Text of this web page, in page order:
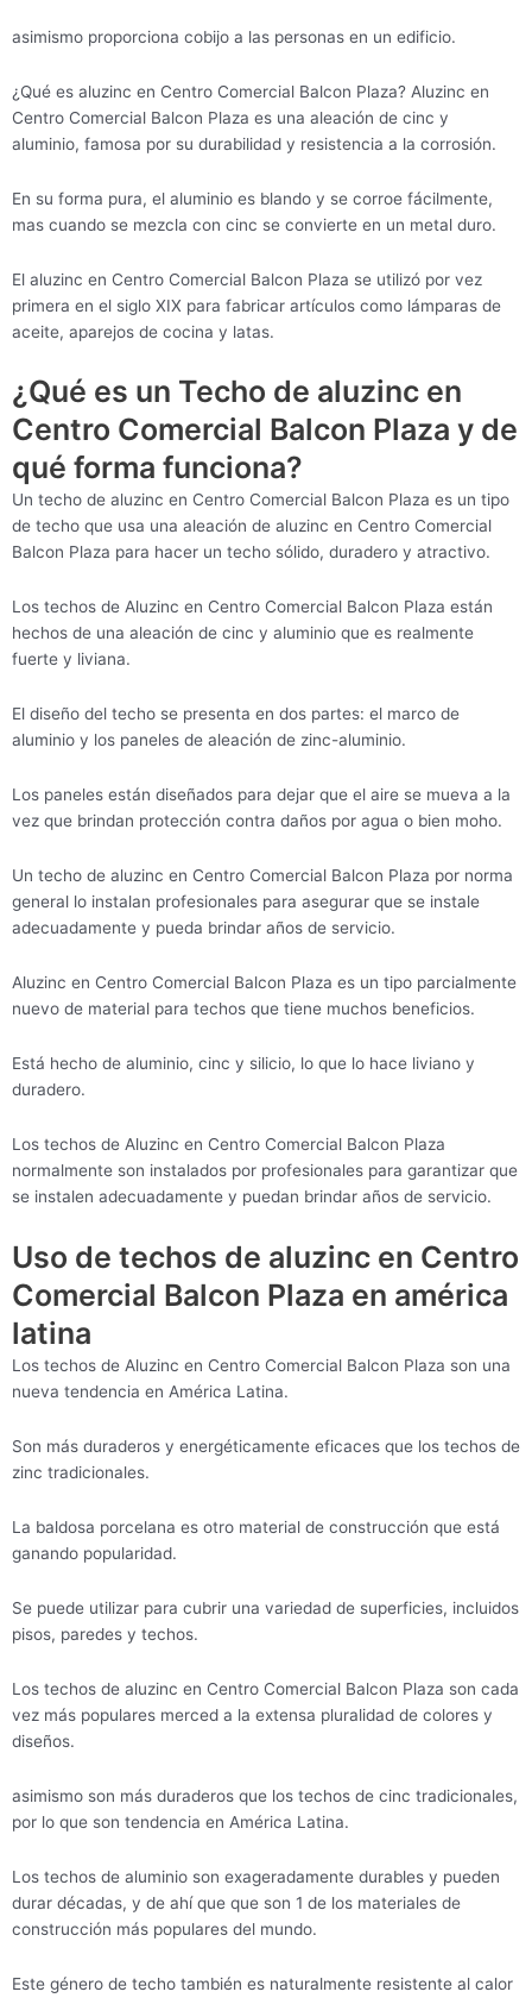
asimismo proporciona cobijo a las personas en un edificio.
¿Qué es aluzinc en Centro Comercial Balcon Plaza? Aluzinc en
Centro Comercial Balcon Plaza es una aleación de cinc y
aluminio, famosa por su durabilidad y resistencia a la corrosión.
En su forma pura, el aluminio es blando y se corroe fácilmente,
mas cuando se mezcla con cinc se convierte en un metal duro.
El aluzinc en Centro Comercial Balcon Plaza se utilizó por vez
primera en el siglo XIX para fabricar artículos como lámparas de
aceite, aparejos de cocina y latas.
¿Qué es un Techo de aluzinc en
Centro Comercial Balcon Plaza y de
qué forma funciona?
Un techo de aluzinc en Centro Comercial Balcon Plaza es un tipo
de techo que usa una aleación de aluzinc en Centro Comercial
Balcon Plaza para hacer un techo sólido, duradero y atractivo.
Los techos de Aluzinc en Centro Comercial Balcon Plaza están
hechos de una aleación de cinc y aluminio que es realmente
fuerte y liviana.
El diseño del techo se presenta en dos partes: el marco de
aluminio y los paneles de aleación de zinc-aluminio.
Los paneles están diseñados para dejar que el aire se mueva a la
vez que brindan protección contra daños por agua o bien moho.
Un techo de aluzinc en Centro Comercial Balcon Plaza por norma
general lo instalan profesionales para asegurar que se instale
adecuadamente y pueda brindar años de servicio.
Aluzinc en Centro Comercial Balcon Plaza es un tipo parcialmente
nuevo de material para techos que tiene muchos beneficios.
Está hecho de aluminio, cinc y silicio, lo que lo hace liviano y
duradero.
Los techos de Aluzinc en Centro Comercial Balcon Plaza
normalmente son instalados por profesionales para garantizar que
se instalen adecuadamente y puedan brindar años de servicio.
Uso de techos de aluzinc en Centro
Comercial Balcon Plaza en américa
latina
Los techos de Aluzinc en Centro Comercial Balcon Plaza son una
nueva tendencia en América Latina.
Son más duraderos y energéticamente eficaces que los techos de
zinc tradicionales.
La baldosa porcelana es otro material de construcción que está
ganando popularidad.
Se puede utilizar para cubrir una variedad de superficies, incluidos
pisos, paredes y techos.
Los techos de aluzinc en Centro Comercial Balcon Plaza son cada
vez más populares merced a la extensa pluralidad de colores y
diseños.
asimismo son más duraderos que los techos de cinc tradicionales,
por lo que son tendencia en América Latina.
Los techos de aluminio son exageradamente durables y pueden
durar décadas, y de ahí que que son 1 de los materiales de
construcción más populares del mundo.
Este género de techo también es naturalmente resistente al calor